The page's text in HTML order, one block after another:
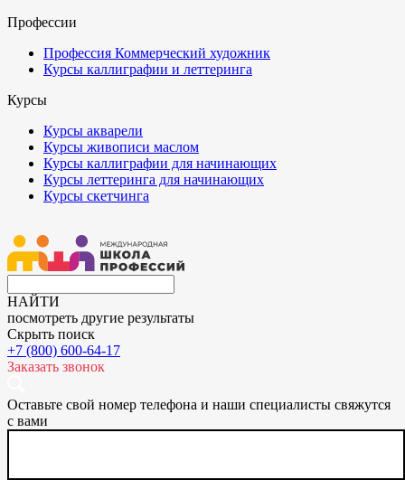
Профессии
Профессия Коммерческий художник
Курсы каллиграфии и леттеринга
Курсы
Курсы акварели
Курсы живописи маслом
Курсы каллиграфии для начинающих
Курсы леттеринга для начинающих
Курсы скетчинга
НАЙТИ
посмотреть другие результаты
Скрыть поиск
+7 (800) 600-64-17
Заказать звонок
Оставьте свой номер телефона и наши специалисты свяжутся
с вами